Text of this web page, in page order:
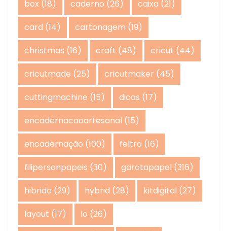
box (18) caderno (26) caixa (21)
card (14) cartonagem (19)
christmas (16) craft (48) cricut (44)
cricutmade (25) cricutmaker (45)
cuttingmachine (15) dicas (17)
encadernacaoartesanal (15)
encadernação (100) feltro (16)
filipersonpapeis (30) garotapapel (316)
hibrido (29) hybrid (28) kitdigital (27)
layout (17) lo (26)